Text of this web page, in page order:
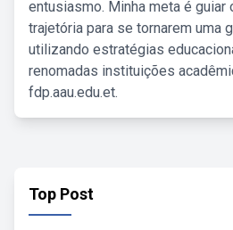
entusiasmo. Minha meta é
trajetória para se tornarem uma
utilizando estratégias
renomadas instituições
fdp.aau.edu.et.
Top Post